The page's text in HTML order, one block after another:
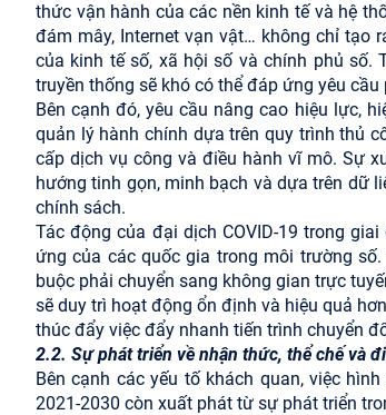
thức vận hành của các nền kinh tế và hệ
đám mây, Internet vạn vật… không chỉ tạo
của kinh tế số, xã hội số và chính phủ số.
truyền thống sẽ khó có thể đáp ứng yêu
Bên cạnh đó, yêu cầu nâng cao hiệu lực,
quản lý hành chính dựa trên quy trình thủ
cấp dịch vụ công và điều hành vĩ mô. Sự
hướng tinh gọn, minh bạch và dựa trên dữ
chính sách.
Tác động của đại dịch COVID-19 trong
ứng của các quốc gia trong môi trường
buộc phải chuyển sang không gian trực
sẽ duy trì hoạt động ổn định và hiệu quả
thúc đẩy việc đẩy nhanh tiến trình chuyển
2.2. Sự phát triển về nhận thức, thể chế và
Bên cạnh các yếu tố khách quan, việc
2021-2030 còn xuất phát từ sự phát triển